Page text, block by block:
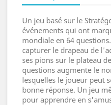
Un jeu basé sur le
événements qui ont
mondiale en 64
capturer le drapeau de
ses pions sur le plateau
questions augmente le
lesquelles le joueur peut
bonne réponse. Un jeu
pour apprendre en